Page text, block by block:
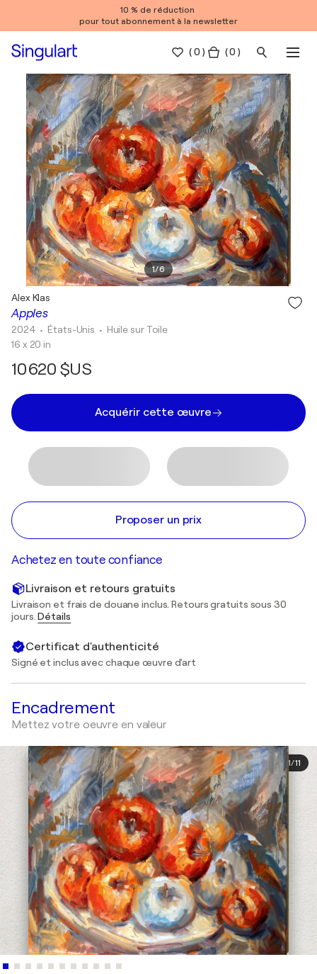
10 % de réduction
pour tout abonnement à la newsletter
(0 ) ( 0 )
1/6
Apples
Alex Klas
2024 • États-Unis • Huile sur Toile
16 x 20 in
10 620 $US
Acquérir cette œuvre
Proposer un prix
Achetez en toute confiance
Livraison et retours gratuits
Livraison et frais de douane inclus. Retours gratuits sous 30
jours.Détails
Certificat d'authenticité
Signé et inclus avec chaque œuvre d'art
Encadrement
Mettez votre oeuvre en valeur
1/11